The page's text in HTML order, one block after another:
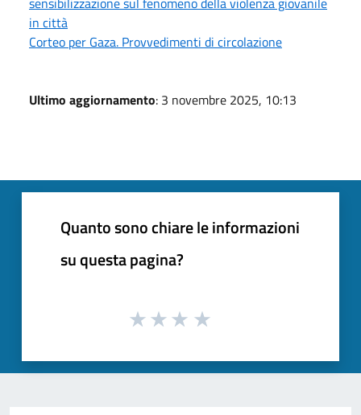
in città
Corteo per Gaza. Provvedimenti di circolazione
Ultimo aggiornamento: 3 novembre 2025, 10:13
Quanto sono chiare le informazioni
su questa pagina?